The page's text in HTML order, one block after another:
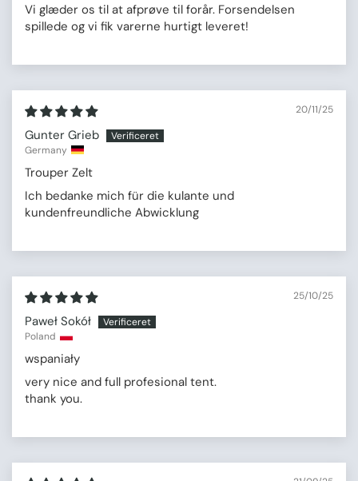
Vi glæder os til at afprøve til forår. Forsendelsen
spillede og vi fik varerne hurtigt leveret!
20/11/25
Gunter Grieb
Germany
Trouper Zelt
Ich bedanke mich für die kulante und
kundenfreundliche Abwicklung
25/10/25
Paweł Sokół
Poland
wspaniały
very nice and full profesional tent.
thank you.